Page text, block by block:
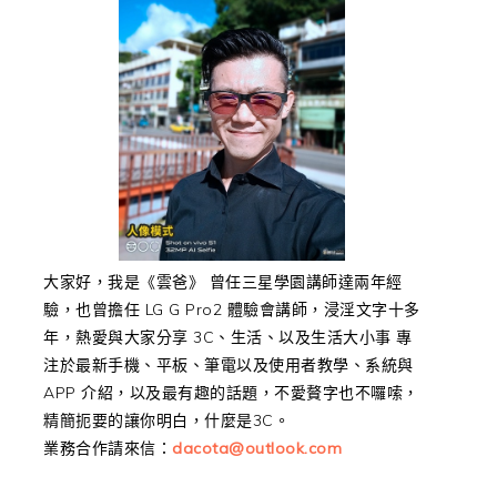
大家好，我是《雲爸》 曾任三星學園講師達兩年經
驗，也曾擔任 LG G Pro2 體驗會講師，浸淫文字十多
年，熱愛與大家分享 3C、生活、以及生活大小事 專
注於最新手機、平板、筆電以及使用者教學、系統與
APP 介紹，以及最有趣的話題，不愛贅字也不囉嗦，
精簡扼要的讓你明白，什麼是3C。
業務合作請來信： dacota@outlook.com